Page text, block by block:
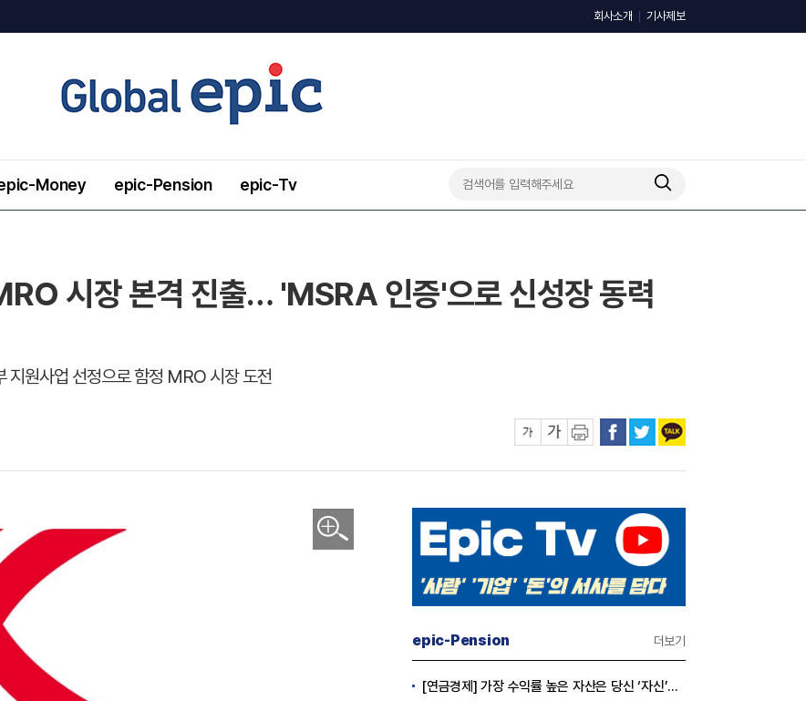
회사소개 기사제보
Money epic-Pension epic-Tv
시장 본격 진출… 'MSRA 인증'으로 신성장 동력
지원사업 선정으로 함정 MRO 시장 도전
이미지 확대보기
epic-Pension 더보기
[연금경제] 가장 수익률 높은 자산은 당신 ‘자신’이다